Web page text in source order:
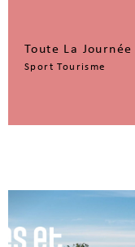
Toute La Journée
Sport Tourisme